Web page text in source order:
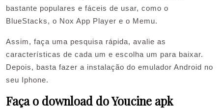
bastante populares e fáceis de usar, como o
BlueStacks, o Nox App Player e o Memu.
Assim, faça uma pesquisa rápida, avalie as
características de cada um e escolha um para baixar.
Depois, basta fazer a instalação do emulador Android no
seu Iphone.
Faça o download do Youcine apk